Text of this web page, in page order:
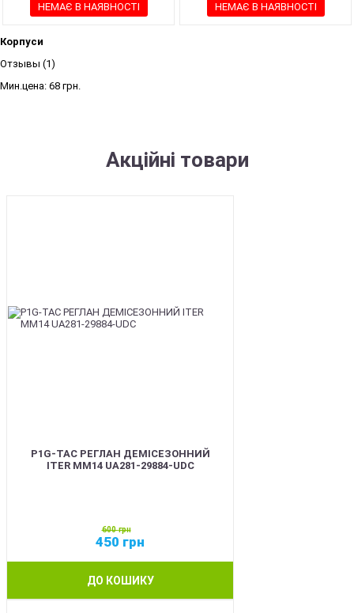
НЕМАЄ В НАЯВНОСТІ НЕМАЄ В НАЯВНОСТІ
Корпуси
Отзывы (1)
Мин.цена: 68 грн.
Акційні товари
P1G-TAC РЕГЛАН ДЕМІСЕЗОННИЙ
ITER ММ14 UA281-29884-UDC
600грн
450 грн
ДО КОШИКУ